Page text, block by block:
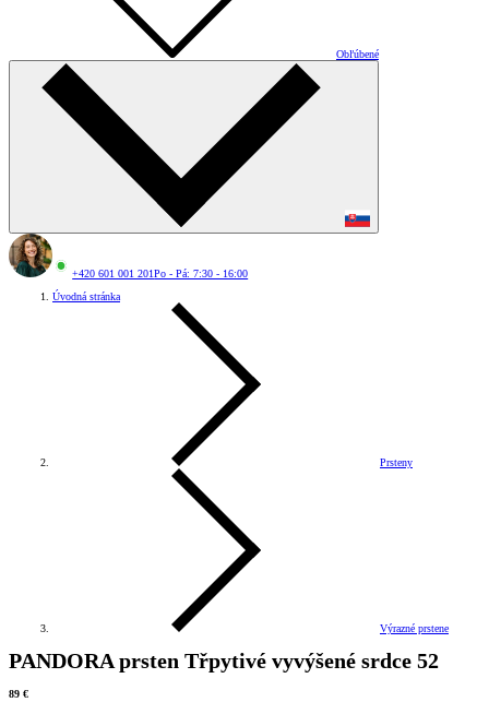
Obľúbené
+420 601 001 201Po - Pá: 7:30 - 16:00
Úvodná stránka
Prsteny
Výrazné prstene
PANDORA prsten Třpytivé vyvýšené srdce 52
89 €